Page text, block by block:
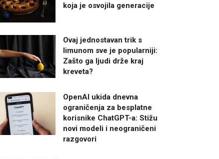
koja je osvojila generacije
Ovaj jednostavan trik s
limunom sve je popularniji:
Zašto ga ljudi drže kraj
kreveta?
OpenAI ukida dnevna
ograničenja za besplatne
korisnike ChatGPT-a: Stižu
novi modeli i neograničeni
razgovori